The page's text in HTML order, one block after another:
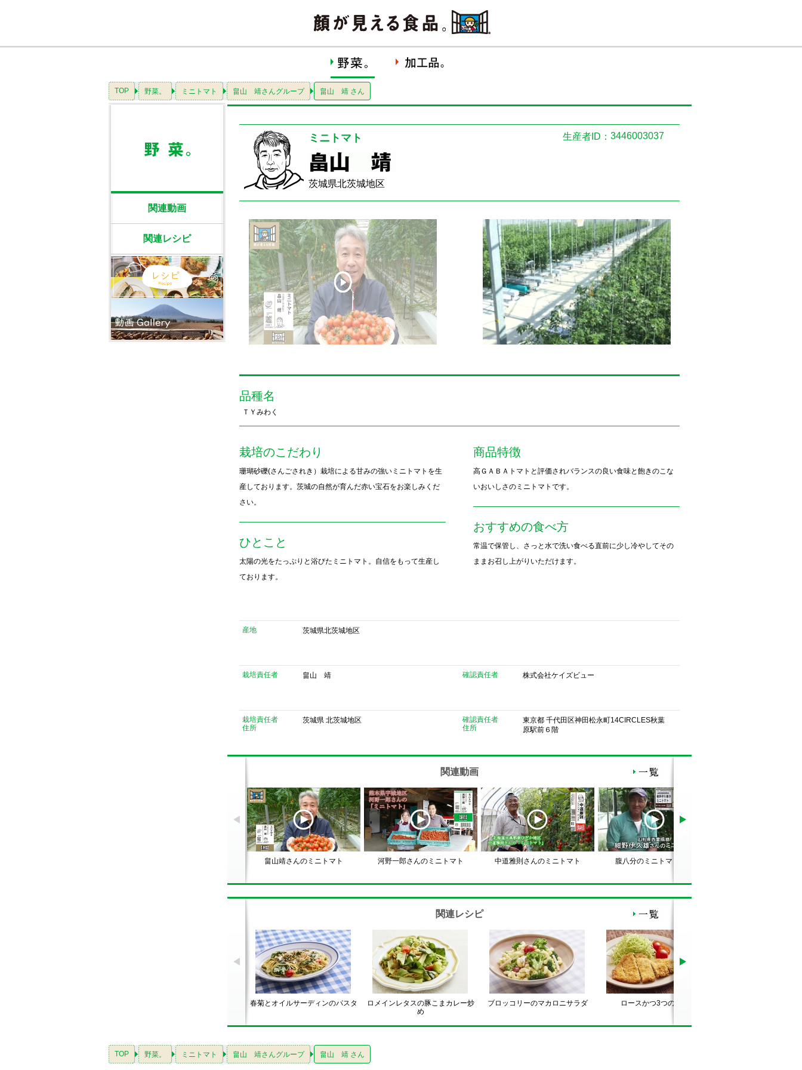
TOP 野菜。 ミニトマト 畠山 靖さんグループ 畠山 靖 さん
関連動画
関連レシピ
ミニトマト
茨城県北茨城地区
生産者ID： 3446003037
品種名
ＴＹみわく
栽培のこだわり
珊瑚砂礫(さんごされき）栽培による甘みの強いミニトマトを生
産しております。茨城の自然が育んだ赤い宝石をお楽しみくだ
さい。
ひとこと
太陽の光をたっぷりと浴びたミニトマト。自信をもって生産し
ております。
商品特徴
高ＧＡＢＡトマトと評価されバランスの良い食味と飽きのこな
いおいしさのミニトマトです。
おすすめの食べ方
常温で保管し、さっと水で洗い食べる直前に少し冷やしてその
ままお召し上がりいただけます。
産地 茨城県北茨城地区
栽培責任者 畠山 靖
栽培責任者
住所
茨城県 北茨城地区
確認責任者 株式会社ケイズビュー
確認責任者
住所
東京都 千代田区神田松永町14CIRCLES秋葉
原駅前６階
関連動画
畠山靖さんのミニトマト 河野一郎さんのミニトマト 中道雅則さんのミニトマト 腹八分のミニトマト！？
関連レシピ
春菊とオイルサーディンのパスタ
ロメインレタスの豚こまカレー炒
め
ブロッコリーのマカロニサラダ ロースかつ3つのコツ
TOP 野菜。 ミニトマト 畠山 靖さんグループ 畠山 靖 さん